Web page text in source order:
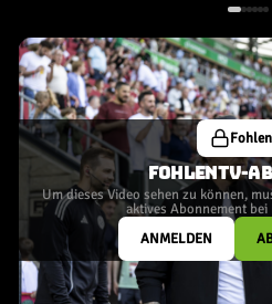
FOHLENTV-
Um dieses Video sehen zu können,
aktives Abonnement bei
ANMELDEN